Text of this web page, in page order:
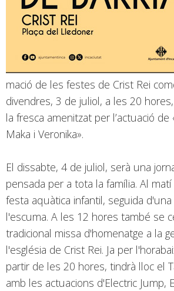
mació de les festes de Crist Rei
divendres, 3 de juliol, a les 20
la fresca amenitzat per l’actuació de
Maka i Veronika».
El dissabte, 4 de juliol, serà una
pensada per a tota la família. Al
festa aquàtica infantil, seguida
l'escuma. A les 12 hores també se
tradicional missa d'homenatge a la
l'església de Crist Rei. Ja per
partir de les 20 hores, tindrà lloc el
amb les actuacions d'Electric Jump,